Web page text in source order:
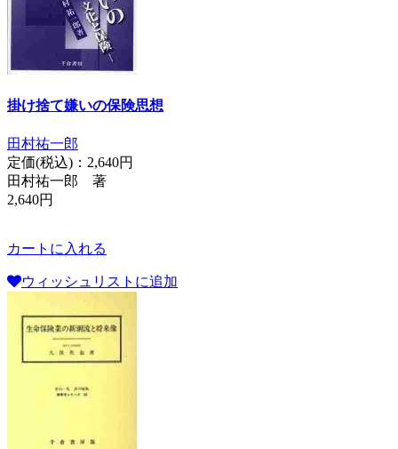
掛け捨て嫌いの保険思想
田村祐一郎
定価(税込)： 2,640円
田村祐一郎 著
2,640円
カートに入れる
ウィッシュリストに追加